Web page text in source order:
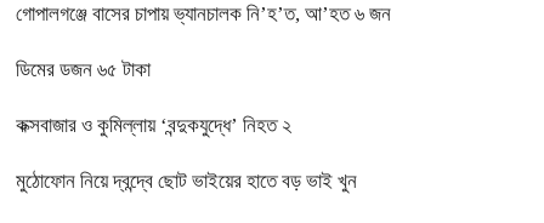
গোপালগঞ্জে বাসের চাপায় ভ্যানচালক নি’হ’ত, আ’হত ৬ জন
ডিমের ডজন ৬৫ টাকা
কক্সবাজার ও কুমিল্লায় ‘বন্দুকযুদ্ধে’ নিহত ২
মুঠোফোন নিয়ে দ্বন্দ্বে ছোট ভাইয়ের হাতে বড় ভাই খুন